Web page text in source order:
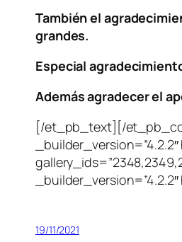
También el
grandes.
Especial
Además agradecer el
[/et_pb_text][/
19/11/2021